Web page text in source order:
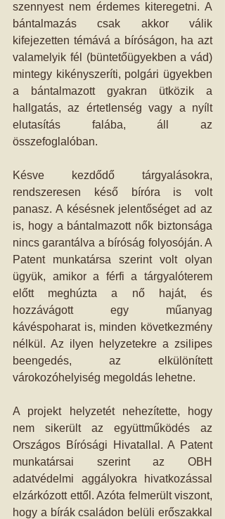
szennyest nem érdemes kiteregetni. A
bántalmazás csak akkor válik
kifejezetten témává a bíróságon, ha azt
valamelyik fél (büntetőügyekben a vád)
mintegy kikényszeríti, polgári ügyekben
a bántalmazott gyakran ütközik a
hallgatás, az értetlenség vagy a nyílt
elutasítás falába, áll az
összefoglalóban.
Késve kezdődő tárgyalásokra,
rendszeresen késő bíróra is volt
panasz. A késésnek jelentőséget ad az
is, hogy a bántalmazott nők biztonsága
nincs garantálva a bíróság folyosóján. A
Patent munkatársa szerint volt olyan
ügyük, amikor a férfi a tárgyalóterem
előtt meghúzta a nő haját, és
hozzávágott egy műanyag
kávéspoharat is, minden következmény
nélkül. Az ilyen helyzetekre a zsilipes
beengedés, az elkülönített
várokozóhelyiség megoldás lehetne.
A projekt helyzetét nehezítette, hogy
nem sikerült az együttműködés az
Országos Bírósági Hivatallal. A Patent
munkatársai szerint az OBH
adatvédelmi aggályokra hivatkozással
elzárkózott ettől. Azóta felmerült viszont,
hogy a bírák családon belüli erőszakkal